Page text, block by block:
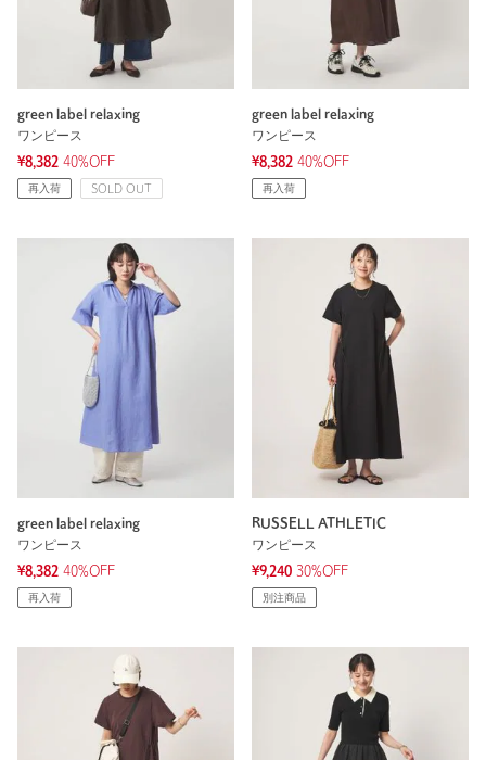
green label relaxing
ワンピース
¥8,382 40%OFF
再入荷 SOLD OUT
green label relaxing
ワンピース
¥8,382 40%OFF
再入荷
green label relaxing
ワンピース
¥8,382 40%OFF
再入荷
RUSSELL ATHLETIC
ワンピース
¥9,240 30%OFF
別注商品